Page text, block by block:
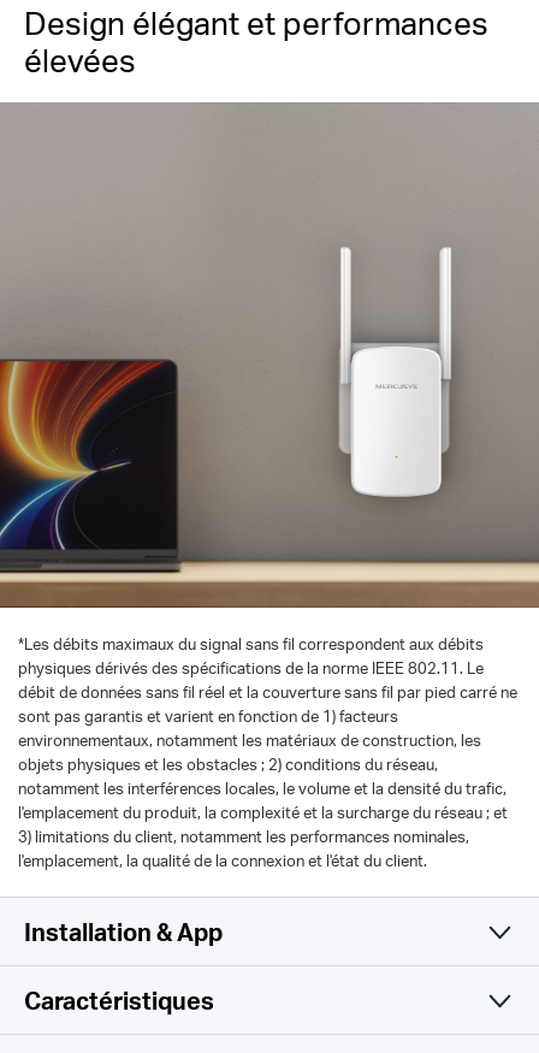
Design élégant et performances
élevées
*Les débits maximaux du signal sans fil correspondent aux débits
physiques dérivés des spécifications de la norme IEEE 802.11. Le
débit de données sans fil réel et la couverture sans fil par pied carré ne
sont pas garantis et varient en fonction de 1) facteurs
environnementaux, notamment les matériaux de construction, les
objets physiques et les obstacles ; 2) conditions du réseau,
notamment les interférences locales, le volume et la densité du trafic,
l'emplacement du produit, la complexité et la surcharge du réseau ; et
3) limitations du client, notamment les performances nominales,
l'emplacement, la qualité de la connexion et l'état du client.
Installation & App
Caractéristiques